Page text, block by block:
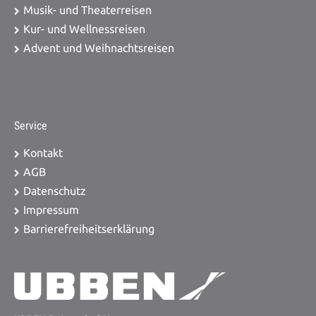
Musik- und Theaterreisen
Kur- und Wellnessreisen
Advent und Weihnachtsreisen
Service
Kontakt
AGB
Datenschutz
Impressum
Barrierefreiheitserklärung